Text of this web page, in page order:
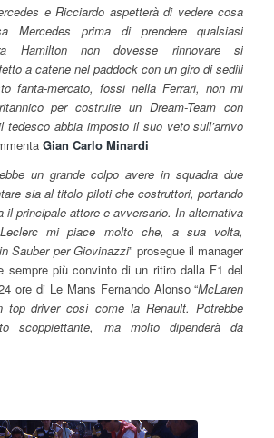
e Ricciardo aspetterà di vedere cosa
Mercedes prima di prendere qualsiasi
Hamilton non dovesse rinnovare si
a catene nel paddock con un giro di sedili
fanta-mercato, fossi nella Ferrari, non mi
per costruire un Dream-Team con
tedesco abbia imposto il suo veto sull’arrivo
Gian Carlo Minardi
un grande colpo avere in squadra due
sia al titolo piloti che costruttori, portando
il principale attore e avversario. In alternativa
mi piace molto che, a sua volta,
Sauber per Giovinazzi” prosegue il manager
sempre più convinto di un ritiro dalla F1 del
ore di Le Mans Fernando Alonso “McLaren
top driver così come la Renault. Potrebbe
scoppiettante, ma molto dipenderà da